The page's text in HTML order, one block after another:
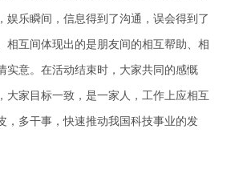
娱乐瞬间，信息得到了沟通，误会得到了
相互间体现出的是朋友间的相互帮助、相
实意。在活动结束时，大家共同的感慨
大家目标一致，是一家人，工作上应相互
，多干事，快速推动我国科技事业的发